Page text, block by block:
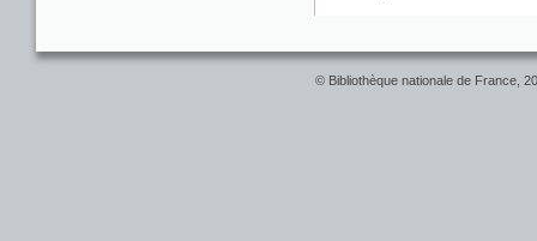
© Bibliothèque nationale de France,